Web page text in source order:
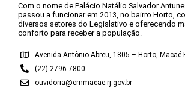
Com o nome de Palácio Natálio Salvador
passou a funcionar em 2013, no bairro Horto,
diversos setores do Legislativo e oferecendo
conforto para receber a população.
Avenida Antônio Abreu, 1805 – Horto, Macaé-
(22) 2796-7800
ouvidoria@cmmacae.rj.gov.br